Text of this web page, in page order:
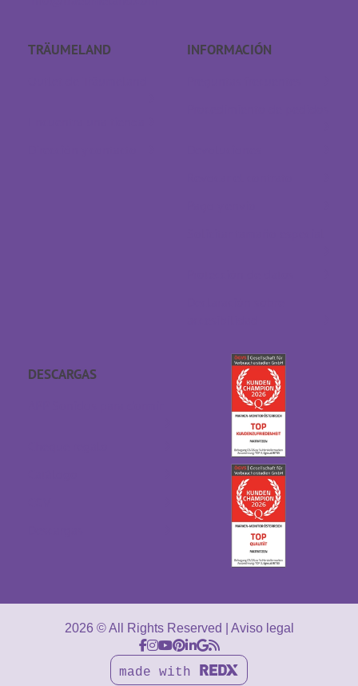
TRÄUMELAND INFORMACIÓN
DESCARGAS
2026 © All Rights Reserved Aviso legal
made with